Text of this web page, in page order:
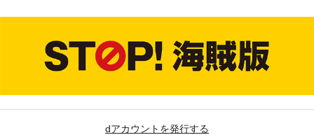
dアカウントを発行する